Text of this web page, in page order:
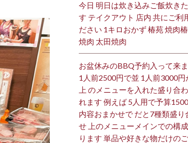
今日 明日は炊き込みご飯炊き
す テイクアウト 店内 共にご利
ださい 1キロおかず 椿苑 焼肉
焼肉 太田焼肉
お盆休みのBBQ予約入って来
1人前2500円で並 1人前3000円
上 のメニューを入れた盛り合
れます 例えば 5人用で予算
内容おまかせで だと7種類盛り
せ 上のメニューメインでの構
ります 単品や好きな物だけの